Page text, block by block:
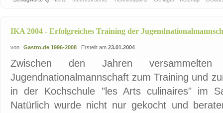
IKA 2004 - Erfolgreiches Training der
von Gastro.de 1996-2008 Erstellt am 23.01.2004
Zwischen den Jahren
Jugendnationalmannschaft zum Training und
in der Kochschule "les Arts culinaires" im
Natürlich wurde nicht nur gekocht und